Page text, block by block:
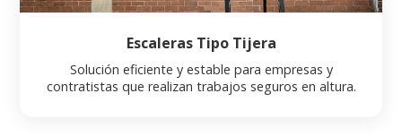
Escaleras Tipo Tijera
Solución eficiente y estable para empresas y
contratistas que realizan trabajos seguros en altura.